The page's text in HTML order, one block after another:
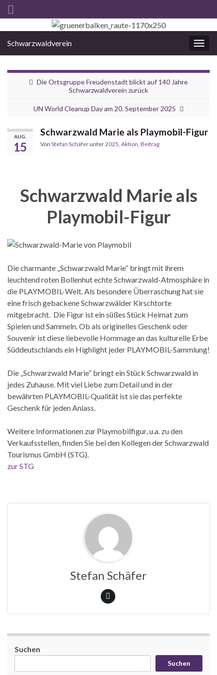
Schwarzwaldverein
Die Ortsgruppe Freudenstadt blickt auf 140 Jahre
Schwarzwaldverein zurück
UN World Cleanup Day am 20. September 2025
AUG.
15
Schwarzwald Marie als Playmobil-Figur
Von Stefan Schäferunter2025 Aktion Beitrag
Schwarzwald Marie als
Playmobil-Figur
Die charmante „Schwarzwald Marie“ bringt mit ihrem
leuchtend roten Bollenhut echte Schwarzwald-Atmosphäre in
die PLAYMOBIL-Welt. Als besondere Überraschung hat sie
eine frisch gebackene Schwarzwälder Kirschtorte
mitgebracht. Die Figur ist ein süßes Stück Heimat zum
Spielen und Sammeln. Ob als originelles Geschenk oder
Souvenir ist diese liebevolle Hommage an das kulturelle Erbe
Süddeutschlands ein Highlight jeder PLAYMOBIL-Sammlung!
Die „Schwarzwald Marie“ bringt ein Stück Schwarzwald in
jedes Zuhause. Mit viel Liebe zum Detail und in der
bewährten PLAYMOBIL-Qualität ist sie das perfekte
Geschenk für jeden Anlass.
Weitere Informationen zur Playmobilfigur, u.a. zu den
Verkaufsstellen, finden Sie bei den Kollegen der Schwarzwald
Tourismus GmbH (STG).
zur STG
Stefan Schäfer
Suchen
Suchen